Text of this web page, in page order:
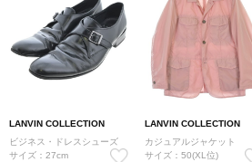
LANVIN COLLECTION
ビジネス・ドレスシューズ
サイズ：27cm
LANVIN COLLECTION
カジュアルジャケット
サイズ：50(XL位)